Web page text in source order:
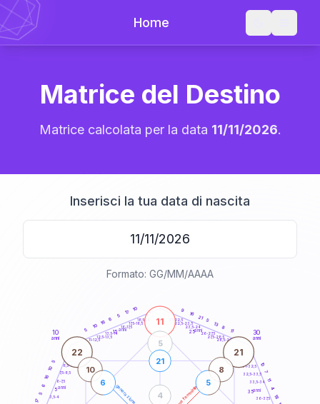
Home
Matrice del Destino
Matrice calcolata per la data 11/11/2026.
Inserisci la tua data di nascita
Formato: GG/MM/AAAA
10
anni
30
anni
3,5-4
6-7,5
7,5-8,5
8,5-9
11-12,5
12,5-13,5
13,5-14
16-17,5
17,5-18,5
18,5-19
21-22,5
22,5-23,5
23,5-24
26-27,5
27,5-28,5
28,5-29
31-32,5
32,5-33,5
33,5-34
36-37,5
17
5
6
16
10
5
5
10
16
6
5
17
10 9
16
21 5
13 8
11
10
7
11
4
18
11
22 21
5
21
4
10
6
8
5
5anni
15 anni 25anni
35anni